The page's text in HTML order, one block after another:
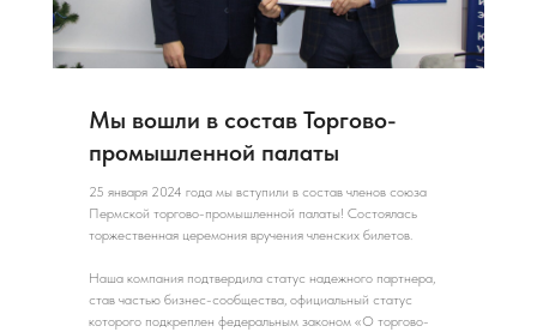
Мы вошли в состав Торгово-
промышленной палаты
25 января 2024 года мы вступили в состав членов союза
Пермской торгово-промышленной палаты! Состоялась
торжественная церемония вручения членских билетов.
Наша компания подтвердила статус надежного партнера,
став частью бизнес-сообщества, официальный статус
которого подкреплен федеральным законом «О торгово-